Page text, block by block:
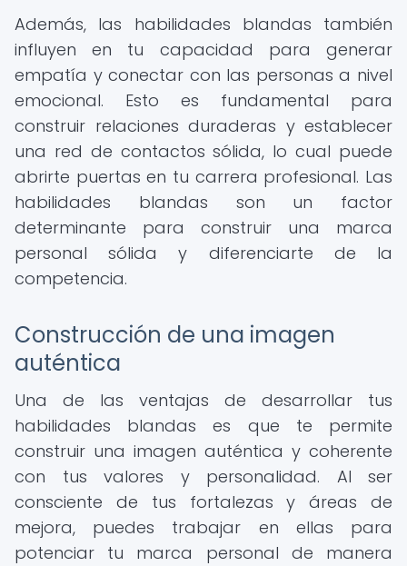
Además, las habilidades blandas también
influyen en tu capacidad para generar
empatía y conectar con las personas a nivel
emocional. Esto es fundamental para
construir relaciones duraderas y establecer
una red de contactos sólida, lo cual puede
abrirte puertas en tu carrera profesional. Las
habilidades blandas son un factor
determinante para construir una marca
personal sólida y diferenciarte de la
competencia.
Construcción de una imagen
auténtica
Una de las ventajas de desarrollar tus
habilidades blandas es que te permite
construir una imagen auténtica y coherente
con tus valores y personalidad. Al ser
consciente de tus fortalezas y áreas de
mejora, puedes trabajar en ellas para
potenciar tu marca personal de manera